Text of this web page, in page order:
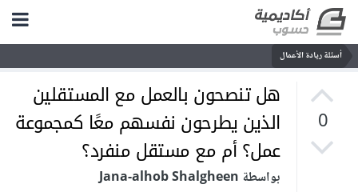
أسئلة ريادة الأعمال
0
هل تنصحون بالعمل مع المستقلين
الذين يطرحون نفسهم معًا كمجموعة
عمل؟ أم مع مستقل منفرد؟
بواسطة Jana-alhob Shalgheen